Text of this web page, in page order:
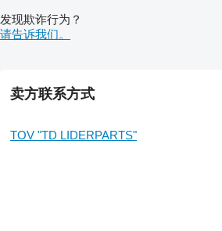
Ventilation and heating system, electronic
battery switch. Right consolle with
levers operated with bowden cables
Satellite armrest with MaxCom joystick for
lift, PTO, ComforTip and 2 programmable
发现欺诈行为？
请告诉我们。
卖方联系方式
TOV "TD LIDERPARTS"